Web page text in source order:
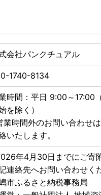
変更（転送）する場合、送
受が開始されます。
での着払いのみ可能となりま
き、お間違い等ないようよ
会社パンクチュアル
1740-8134
時間：平日 9:00～17:00
を除く）
業時間外のお問い合わせ
いたします。
年4月30日までにご寄
連絡先へお問い合わせく
市ふるさと納税事務局